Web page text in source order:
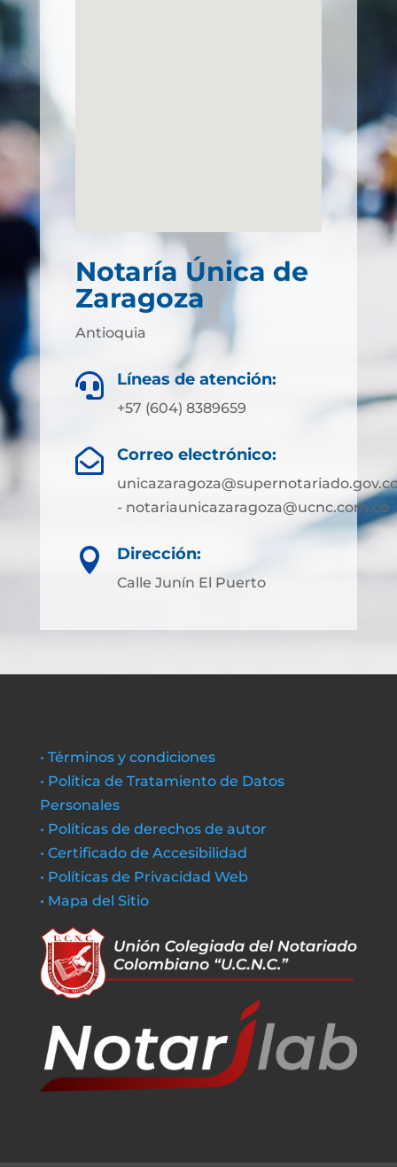
Notaría Única de
Zaragoza
Antioquia
 Líneas de atención:
+57 (604) 8389659
 Correo electrónico:
- notariaunicazaragoza@ucnc.com.co
 Dirección:
Calle Junín El Puerto
• Términos y condiciones
• Política de Tratamiento de Datos
Personales
• Políticas de derechos de autor
• Certificado de Accesibilidad
• Políticas de Privacidad Web
• Mapa del Sitio